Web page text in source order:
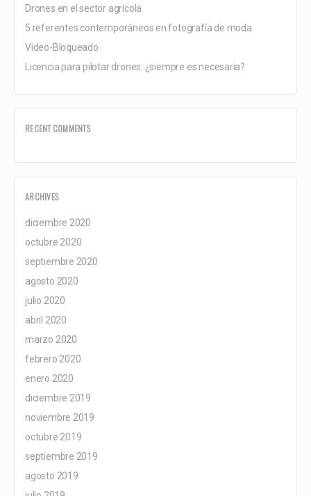
Drones en el sector agrícola
5 referentes contemporáneos en fotografía de moda
Video-Bloqueado
Licencia para pilotar drones: ¿siempre es necesaria?
RECENT COMMENTS
ARCHIVES
diciembre 2020
octubre 2020
septiembre 2020
agosto 2020
julio 2020
abril 2020
marzo 2020
febrero 2020
enero 2020
diciembre 2019
noviembre 2019
octubre 2019
septiembre 2019
agosto 2019